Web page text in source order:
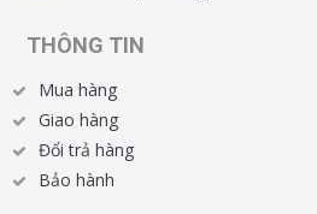
THÔNG TIN
Mua hàng
Giao hàng
Đổi trả hàng
Bảo hành